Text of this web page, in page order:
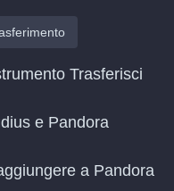
Trasferisci
e Pandora
a Pandora